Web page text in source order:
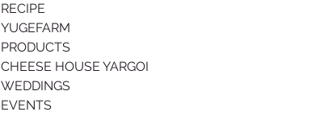
RECIPE
YUGEFARM
PRODUCTS
CHEESE HOUSE YARGOI
WEDDINGS
EVENTS